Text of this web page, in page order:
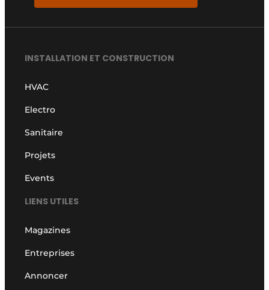
INSTALLATION ET CONSTRUCTION
HVAC
Electro
Sanitaire
Projets
Events
LIENS UTILES
Magazines
Entreprises
Annoncer